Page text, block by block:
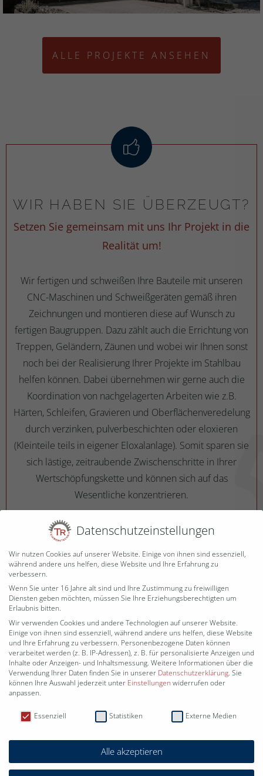
ALLE PROJEKTE ANSEHEN
WIR HABEN SIE ÜBERZEUGT?
Setzen Sie gemeinsam mit uns Ihr Projekt in die
Realität um!
Wir fertigen und schweißen Ihre Bauteile mit unseren
CNC-Maschinen und Schweißgeräten gemäß ihren
Zeichnungen und montieren diese auf Wunsch zu
fertigen Baugruppen. Dazu zählt auch die Errichtung von
Treppen, Geländern, Zäunen und wobei wir Ihnen sonst
noch bei der Realisierung Ihrer Projekte im Stahlbau
helfen können. Dabei übernehmen wir gerne auch die
Koordination von nachgelagerten Arbeiten wie z.B.
Härten, Schleifen, Gravieren und Oberflächenveredelung
durch verzinken, pulverbeschichten oder eloxieren
(Kleinteile teils in eigener Eloxalanlage). Somit sparen sie
sich lästige, zeitraubende Zwischenschritte in Ihrer
Wertschöpfungskette und können sich auf das
Wesentliche konzentrieren.
JETZT KONTAKTIEREN
ÜBER UNS
METALLBAU
KUNSTSCHMIEDE
JETZT ANFRAGEN
KONTAKT
Datenschutzeinstellungen
Wir nutzen Cookies auf unserer Website. Einige von ihnen sind essenziell,
während andere uns helfen, diese Website und Ihre Erfahrung zu
verbessern.
Wenn Sie unter 16 Jahre alt sind und Ihre Zustimmung zu freiwilligen
Diensten geben möchten, müssen Sie Ihre Erziehungsberechtigten um
Erlaubnis bitten.
Wir verwenden Cookies und andere Technologien auf unserer Website.
Einige von ihnen sind essenziell, während andere uns helfen, diese Website
und Ihre Erfahrung zu verbessern. Personenbezogene Daten können
verarbeitet werden (z. B. IP-Adressen), z. B. für personalisierte Anzeigen und
Inhalte oder Anzeigen- und Inhaltsmessung. Weitere Informationen über die
Verwendung Ihrer Daten finden Sie in unserer Datenschutzerklärung. Sie
können Ihre Auswahl jederzeit unter Einstellungen widerrufen oder
anpassen.
Datenschutzeinstellungen
Essenziell Statistiken Externe Medien
Alle akzeptieren